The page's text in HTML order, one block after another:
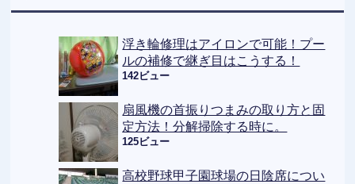
浮き輪修理はアイロンで可能！プー
ルの補修で継ぎ目はこうする！
142ビュー
扇風機の首振りつまみの取り方と固
定方法！分解掃除する時に。
125ビュー
高校野球甲子園球場の日陰席につい